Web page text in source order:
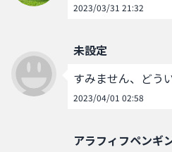
2023/03/31 21:32
未設定
すみません、どう
2023/04/01 02:58
アラフィフペンギ